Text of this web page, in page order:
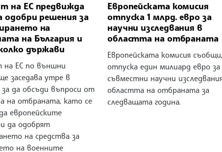
на ЕС предвижда
одобри решения за
на
на България и
държави
на ЕС по външни
заседава утре в
за да обсъди въпроси от
на отбраната, като се
европейските
да одобрят
на средства за
на военните
Европейската комисия
отпуска 1 млрд. евро за
научни изследвания в
областта на отбраната
Европейската комисия
отпуска един милиард евро за
съвместни научни
областта на отбраната за
следващата година.